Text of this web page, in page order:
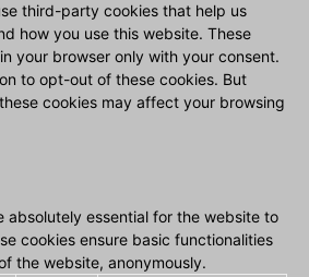
third-party cookies that help us
how you use this website. These
your browser only with your consent.
to opt-out of these cookies. But
cookies may affect your browsing
absolutely essential for the website to
cookies ensure basic functionalities
the website, anonymously.